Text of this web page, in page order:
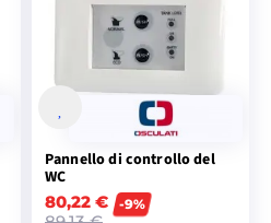
Pannello di controllo del
WC
80,22 €
-9%